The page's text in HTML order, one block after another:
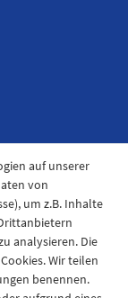
auf unserer
von
um z.B. Inhalte
analysieren. Die
Wir teilen
benennen.